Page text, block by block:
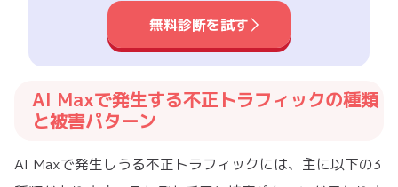
無料診断を試す
AI Maxで発生する不正トラフィックの種類
と被害パターン
AI Maxで発生しうる不正トラフィックには、主に以下の3